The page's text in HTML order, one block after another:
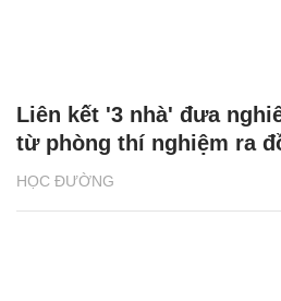
HỌC ĐƯỜNG
Liên kết '3 nhà' đưa
từ phòng thí nghiệm ra